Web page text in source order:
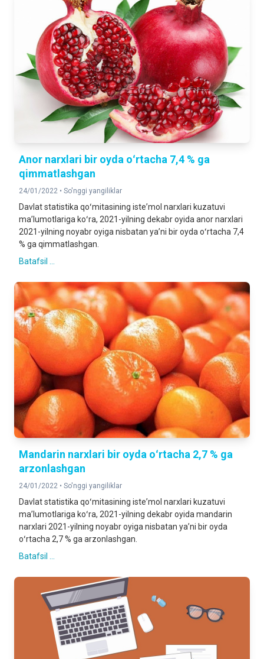
Anor narxlari bir oyda oʻrtacha 7,4 % ga
qimmatlashgan
24/01/2022 • So'nggi yangiliklar
Davlat statistika qoʻmitasining isteʼmol narxlari kuzatuvi
maʼlumotlariga koʻra, 2021-yilning dekabr oyida anor narxlari
2021-yilning noyabr oyiga nisbatan yaʼni bir oyda oʻrtacha 7,4
% ga qimmatlashgan.
Batafsil ...
Mandarin narxlari bir oyda oʻrtacha 2,7 % ga
arzonlashgan
24/01/2022 • So'nggi yangiliklar
Davlat statistika qoʻmitasining isteʼmol narxlari kuzatuvi
maʼlumotlariga koʻra, 2021-yilning dekabr oyida mandarin
narxlari 2021-yilning noyabr oyiga nisbatan yaʼni bir oyda
oʻrtacha 2,7 % ga arzonlashgan.
Batafsil ...